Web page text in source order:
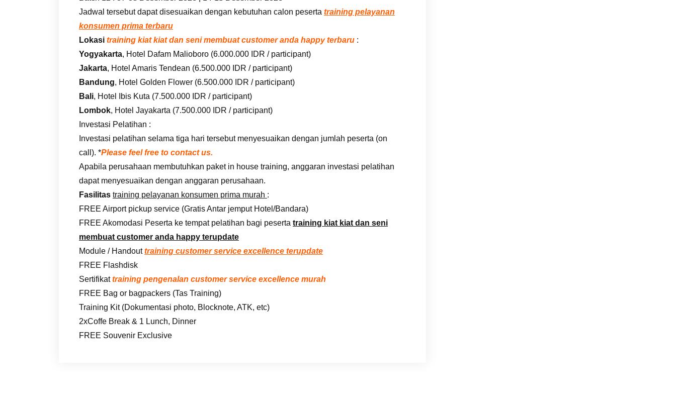
Jadwal tersebut dapat disesuaikan dengan kebutuhan calon peserta training pelayanan
konsumen prima terbaru
Lokasi training kiat kiat dan seni membuat customer anda happy terbaru :
Yogyakarta, Hotel Dafam Malioboro (6.000.000 IDR / participant)
Jakarta, Hotel Amaris Tendean (6.500.000 IDR / participant)
Bandung, Hotel Golden Flower (6.500.000 IDR / participant)
Bali, Hotel Ibis Kuta (7.500.000 IDR / participant)
Lombok, Hotel Jayakarta (7.500.000 IDR / participant)
Investasi Pelatihan :
Investasi pelatihan selama tiga hari tersebut menyesuaikan dengan jumlah peserta (on
call). *Please feel free to contact us.
Apabila perusahaan membutuhkan paket in house training, anggaran investasi pelatihan
dapat menyesuaikan dengan anggaran perusahaan.
Fasilitas training pelayanan konsumen prima murah :
FREE Airport pickup service (Gratis Antar jemput Hotel/Bandara)
FREE Akomodasi Peserta ke tempat pelatihan bagi peserta training kiat kiat dan seni
membuat customer anda happy terupdate
Module / Handouttraining customer service excellence terupdate
FREE Flashdisk
Sertifikattraining pengenalan customer service excellence murah
FREE Bag or bagpackers (Tas Training)
Training Kit (Dokumentasi photo, Blocknote, ATK, etc)
2xCoffe Break & 1 Lunch, Dinner
FREE Souvenir Exclusive